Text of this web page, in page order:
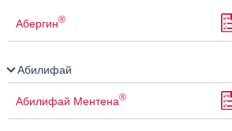
Абергин®
Абилифай
Абилифай Ментена®